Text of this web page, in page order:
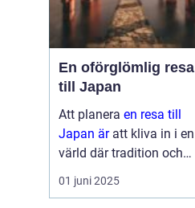
En oförglömlig resa
till Japan
Att planera en resa till
Japan äratt kliva in i en
värld där tradition och
modernitet möts. Detta
fascinerande land
01 juni 2025